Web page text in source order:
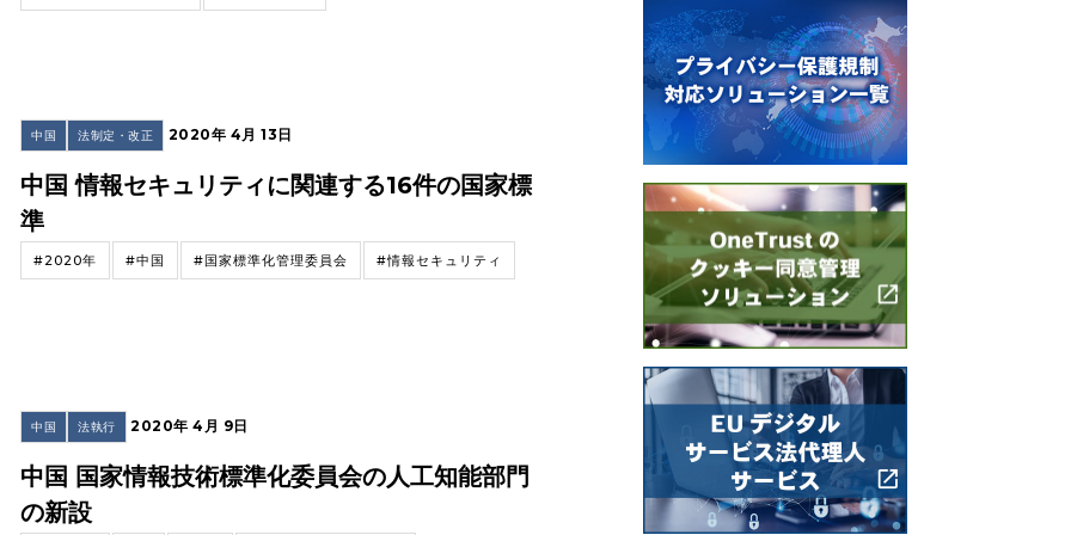
中国 法制定・改正 2020年 4月 13日
中国 情報セキュリティに関連する16件の国家標
準
#2020年 #中国 #国家標準化管理委員会 #情報セキュリティ
中国 法執行 2020年 4月 9日
中国 国家情報技術標準化委員会の人工知能部門
の新設